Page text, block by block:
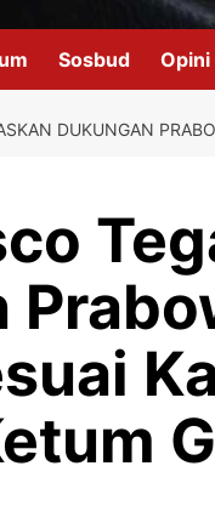
Sosbud Opini
DUKUNGAN